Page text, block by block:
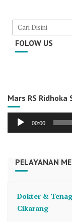
FOLOW US
Mars RS Ridhoka
Audio
00:00
PELAYANAN
Dokter &
Cikarang